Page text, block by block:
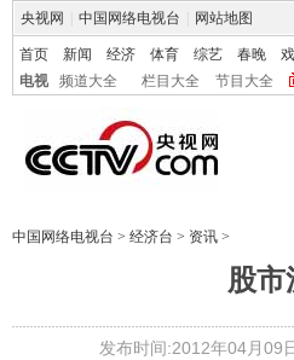
央视网 中国网络电视台 网站地图
首页 新闻 经济 体育 综艺 春晚
电视
频道大全 栏目大全 节目大全
中国网络电视台 > 经济台 > 资讯 >
股市
发布时间:2012年04月09